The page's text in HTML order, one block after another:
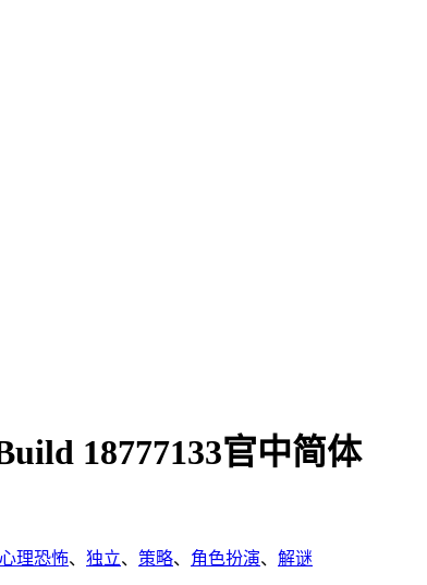
18777133官中简体
心理恐怖、 独立、 策略、 角色扮演、 解谜